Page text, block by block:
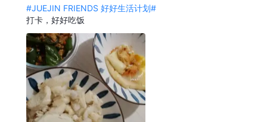
#JUEJIN FRIENDS 好好生活计划#
打卡，好好吃饭